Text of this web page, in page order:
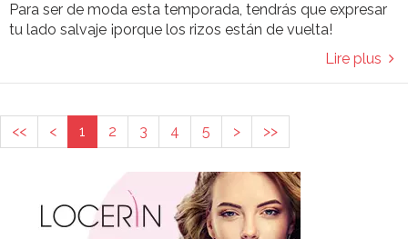
Para ser de moda esta temporada, tendrás que expresar
tu lado salvaje ¡porque los rizos están de vuelta!
Lire plus
<< < 1 2 3 4 5 > >>